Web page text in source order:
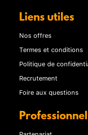
Liens utiles
Nos offres
Termes et conditions
Politique de
Recrutement
Foire aux questions
Professionnel